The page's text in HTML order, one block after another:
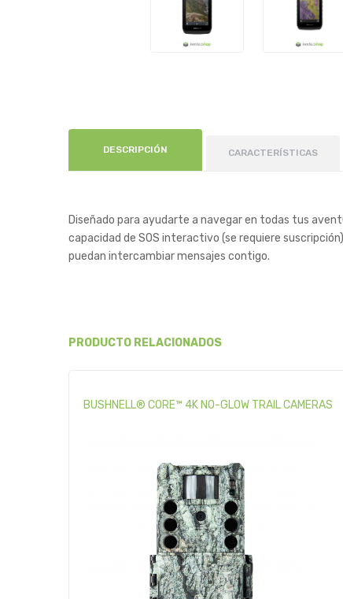
DESCRIPCIÓN CARACTERÍSTICAS
Diseñado para ayudarte a navegar en todas tus
capacidad de SOS interactivo (se requiere
puedan intercambiar mensajes contigo.
PRODUCTO RELACIONADOS
BUSHNELL® CORE™ 4K NO-GLOW TRAIL CAMERAS